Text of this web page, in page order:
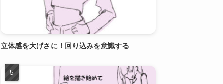
立体感を大げさに！回り込みを意識する